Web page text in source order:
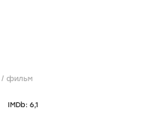
/ фильм
IMDb: 6,1